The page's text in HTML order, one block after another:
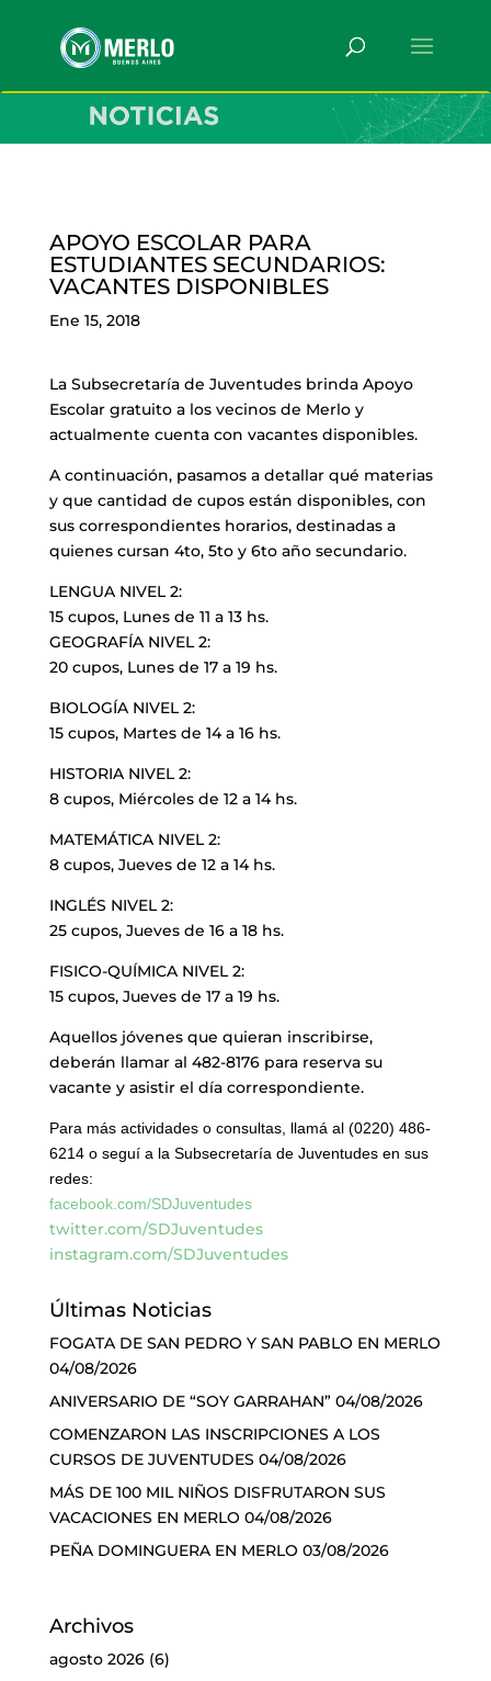
APOYO ESCOLAR PARA
ESTUDIANTES SECUNDARIOS:
VACANTES DISPONIBLES
Ene 15, 2018
La Subsecretaría de Juventudes brinda Apoyo
Escolar gratuito a los vecinos de Merlo y
actualmente cuenta con vacantes disponibles.
A continuación, pasamos a detallar qué materias
y que cantidad de cupos están disponibles, con
sus correspondientes horarios, destinadas a
quienes cursan 4to, 5to y 6to año secundario.
LENGUA NIVEL 2:
15 cupos, Lunes de 11 a 13 hs.
GEOGRAFÍA NIVEL 2:
20 cupos, Lunes de 17 a 19 hs.
BIOLOGÍA NIVEL 2:
15 cupos, Martes de 14 a 16 hs.
HISTORIA NIVEL 2:
8 cupos, Miércoles de 12 a 14 hs.
MATEMÁTICA NIVEL 2:
8 cupos, Jueves de 12 a 14 hs.
INGLÉS NIVEL 2:
25 cupos, Jueves de 16 a 18 hs.
FISICO-QUÍMICA NIVEL 2:
15 cupos, Jueves de 17 a 19 hs.
Aquellos jóvenes que quieran inscribirse,
deberán llamar al 482-8176 para reserva su
vacante y asistir el día correspondiente.
Para más actividades o consultas, llamá al (0220) 486-
6214 o seguí a la Subsecretaría de Juventudes en sus
redes:
facebook.com/SDJuventudes
twitter.com/SDJuventudes
instagram.com/SDJuventudes
Últimas Noticias
FOGATA DE SAN PEDRO Y SAN PABLO EN MERLO
04/08/2026
ANIVERSARIO DE “SOY GARRAHAN” 04/08/2026
COMENZARON LAS INSCRIPCIONES A LOS
CURSOS DE JUVENTUDES 04/08/2026
MÁS DE 100 MIL NIÑOS DISFRUTARON SUS
VACACIONES EN MERLO 04/08/2026
PEÑA DOMINGUERA EN MERLO 03/08/2026
Archivos
agosto 2026(6)